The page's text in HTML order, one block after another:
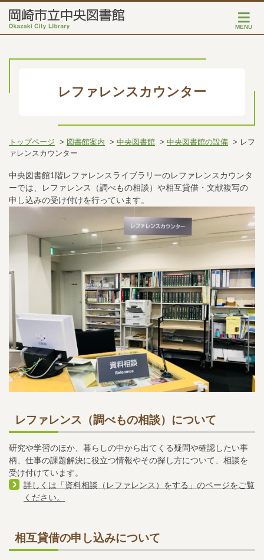
MENU
レファレンスカウンター
トップページ 図書館案内 中央図書館 中央図書館の設備
レフ
ァレンスカウンター
中央図書館1階レファレンスライブラリーのレファレンスカウンタ
ーでは、レファレンス（調べもの相談）や相互貸借・文献複写の
申し込みの受け付けを行っています。
レファレンス（調べもの相談）について
研究や学習のほか、暮らしの中から出てくる疑問や確認したい事
柄、仕事の課題解決に役立つ情報やその探し方について、相談を
受け付けています。
詳しくは「資料相談（レファレンス）をする」のページをご覧
ください。
相互貸借の申し込みについて